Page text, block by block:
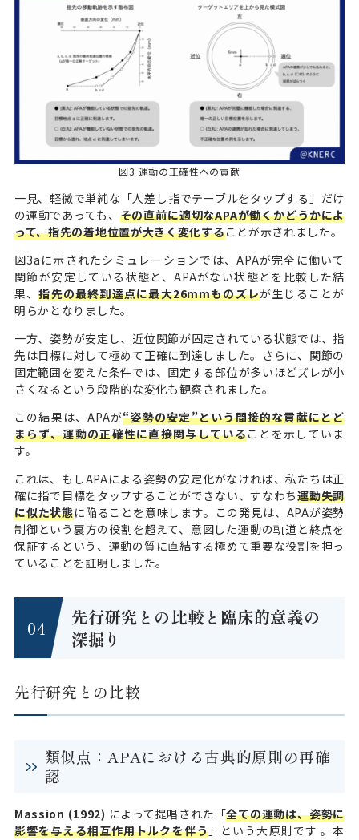
図3 運動の正確性への貢献
一見、軽微で単純な「人差し指でテーブルをタップする」だけ
の運動であっても、 その直前に適切なAPAが働くかどうかによ
って、指先の着地位置が大きく変化することが示されました。
図3aに示されたシミュレーションでは、APAが完全に働いて
関節が安定している状態と、APAがない状態とを比較した結
果、指先の最終到達点に最大26mmものズレが生じることが
明らかとなりました。
一方、姿勢が安定し、近位関節が固定されている状態では、指
先は目標に対して極めて正確に到達しました。さらに、関節の
固定範囲を変えた条件では、固定する部位が多いほどズレが小
さくなるという段階的な変化も観察されました。
この結果は、APAが“姿勢の安定”という間接的な貢献にとど
まらず、運動の正確性に直接関与していることを示していま
す。
これは、もしAPAによる姿勢の安定化がなければ、私たちは正
確に指で目標をタップすることができない、すなわち運動失調
に似た状態に陥ることを意味します。この発見は、APAが姿勢
制御という裏方の役割を超えて、意図した運動の軌道と終点を
保証するという、運動の質に直結する極めて重要な役割を担っ
ていることを証明しました。
先行研究との比較と臨床的意義の
深掘り
先行研究との比較
類似点：APAにおける古典的原則の再確
認
Massion (1992) によって提唱された「全ての運動は、姿勢に
影響を与える相互作用トルクを伴う」という大原則です 。本